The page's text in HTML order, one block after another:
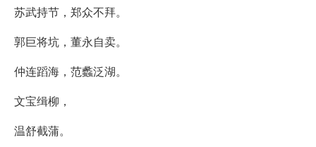
苏武持节，郑众不拜。
郭巨将坑，董永自卖。
仲连蹈海，范蠡泛湖。
文宝缉柳，
温舒截蒲。